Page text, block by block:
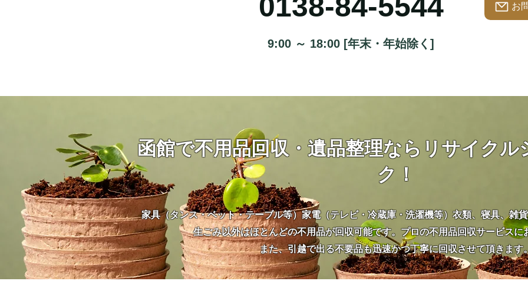
お
9:00 ～ 18:00 [年末・年始除く ]
函館で不用品回収・遺品整理ならリサイクル
ク！
家具（タンス・ベット・テーブル等）家電（テレビ・冷蔵庫・洗濯機等）衣類、寝具、雑
生ごみ以外はほとんどの不用品が回収可能です。プロの不用品回収サービスに
また、引越で出る不要品も迅速かつ丁寧に回収させて頂きます